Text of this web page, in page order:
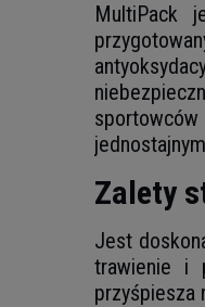
MultiPack
Zalety
Jest
trawienie i
przyśpiesza